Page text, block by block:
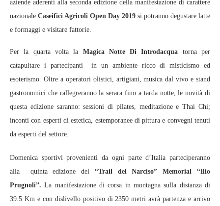
aziende aderenti alla seconda edizione della manifestazione di carattere
nazionale Caseifici Agricoli Open Day 2019 si potranno degustare latte
e formaggi e visitare fattorie.
Per la quarta volta la Magica Notte Di Introdacqua torna per
catapultare i partecipanti in un ambiente ricco di misticismo ed
esoterismo. Oltre a operatori olistici, artigiani, musica dal vivo e stand
gastronomici che rallegreranno la serara fino a tarda notte, le novità di
questa edizione saranno: sessioni di pilates, meditazione e Thai Chi;
inconti con esperti di estetica, estemporanee di pittura e convegni tenuti
da esperti del settore.
Domenica sportivi provenienti da ogni parte d’Italia parteciperanno
alla quinta edizione del “Trail del Narciso” Memorial “Ilio
Prugnoli”. La manifestazione di corsa in montagna sulla distanza di
39.5 Km e con dislivello positivo di 2350 metri avrà partenza e arrivo